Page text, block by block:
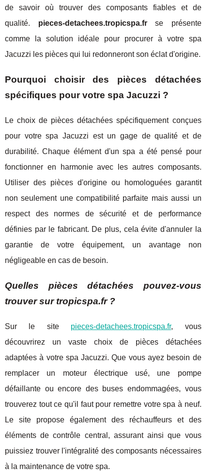
de savoir où trouver des composants fiables et de
qualité. pieces-detachees.tropicspa.frse présente
comme la solution idéale pour procurer à votre spa
Jacuzzi les pièces qui lui redonneront son éclat d'origine.
Pourquoi choisir des pièces détachées
spécifiques pour votre spa Jacuzzi ?
Le choix de pièces détachées spécifiquement conçues
pour votre spa Jacuzzi est un gage de qualité et de
durabilité. Chaque élément d'un spa a été pensé pour
fonctionner en harmonie avec les autres composants.
Utiliser des pièces d'origine ou homologuées garantit
non seulement une compatibilité parfaite mais aussi un
respect des normes de sécurité et de performance
définies par le fabricant. De plus, cela évite d'annuler la
garantie de votre équipement, un avantage non
négligeable en cas de besoin.
Quelles pièces détachées pouvez-vous
trouver sur tropicspa.fr ?
Sur le site pieces-detachees.tropicspa.fr, vous
découvrirez un vaste choix de pièces détachées
adaptées à votre spa Jacuzzi. Que vous ayez besoin de
remplacer un moteur électrique usé, une pompe
défaillante ou encore des buses endommagées, vous
trouverez tout ce qu'il faut pour remettre votre spa à neuf.
Le site propose également des réchauffeurs et des
éléments de contrôle central, assurant ainsi que vous
puissiez trouver l'intégralité des composants nécessaires
à la maintenance de votre spa.